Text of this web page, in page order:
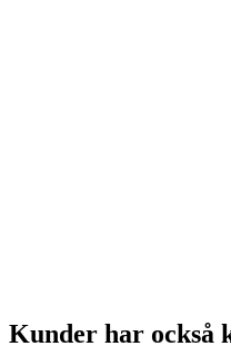
Kunder har också